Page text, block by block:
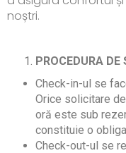
noștri.
PROCEDURA DE
Check-in-ul se
Orice solicitare
oră este sub
constituie o
Check-out-ul se